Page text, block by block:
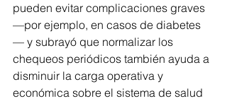
pueden evitar complicaciones graves
—por ejemplo, en casos de diabetes
— y subrayó que normalizar los
chequeos periódicos también ayuda a
disminuir la carga operativa y
económica sobre el sistema de salud